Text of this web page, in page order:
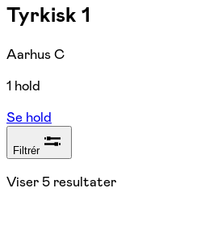
Tyrkisk 1
Aarhus C
1 hold
Se hold
Filtrér
Viser 5 resultater